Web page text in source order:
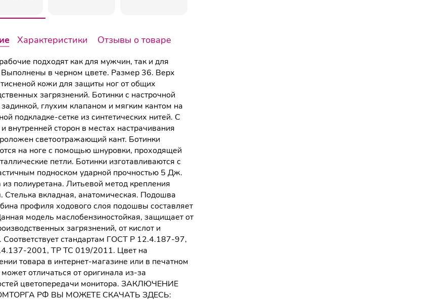
Характеристики Отзывы о товаре
подходят как для мужчин, так и для
в черном цвете. Размер 36. Верх
кожи для защиты ног от общих
загрязнений. Ботинки с настрочной
глухим клапаном и мягким кантом на
подкладке-сетке из синтетических нитей. С
внутренней сторон в местах настрачивания
светоотражающий кант. Ботинки
на ноге с помощью шнуровки, проходящей
петли. Ботинки изготавливаются с
подноском ударной прочностью 5 Дж.
полиуретана. Литьевой метод крепления
Стелька вкладная, анатомическая. Подошва
профиля ходового слоя подошвы составляет
модель маслобензиностойкая, защищает от
загрязнений, от кислот и
Соответствует стандартам ГОСТ Р 12.4.187-97,
2001, ТР ТС 019/2011. Цвет на
товара в интернет-магазине или в печатном
может отличаться от оригинала из-за
цветопередачи монитора. ЗАКЛЮЧЕНИЕ
РФ ВЫ МОЖЕТЕ СКАЧАТЬ ЗДЕСЬ: